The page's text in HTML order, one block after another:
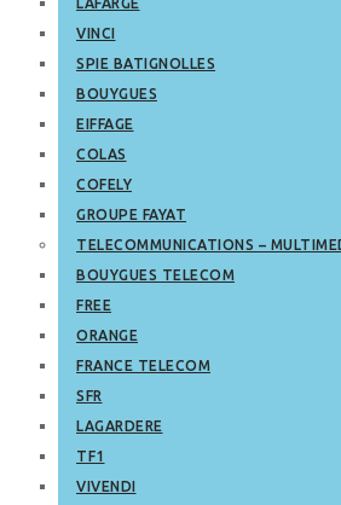
VINCI
SPIE BATIGNOLLES
BOUYGUES
EIFFAGE
COLAS
COFELY
GROUPE FAYAT
TELECOMMUNICATIONS –
BOUYGUES TELECOM
FREE
ORANGE
FRANCE TELECOM
SFR
LAGARDERE
TF1
VIVENDI